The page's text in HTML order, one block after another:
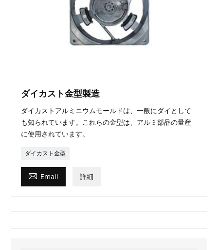
ダイカスト金型製造
ダイカストアルミニウムモールドは、一般にダイとして
も知られています。これらの金型は、アルミ部品の量産
に使用されています。
ダイカスト金型
 Email 詳細